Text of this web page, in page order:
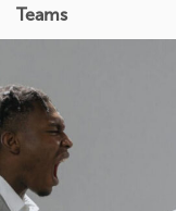
Teams